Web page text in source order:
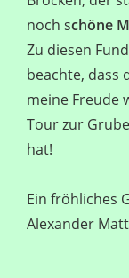
noch schöne
Zu diesen
beachte, dass
meine Freude
Tour zur
hat!
Ein fröhliches
Alexander